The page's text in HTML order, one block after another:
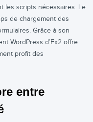
les scripts nécessaires. Le
de chargement des
Grâce à son
WordPress d’Ex2 offre
profit des
entre